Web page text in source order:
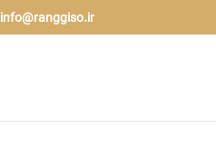
info@ranggiso.ir